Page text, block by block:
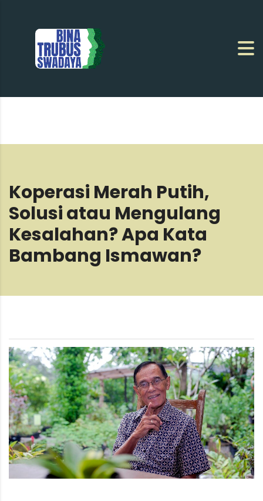
Koperasi Merah Putih,
Solusi atau Mengulang
Kesalahan? Apa Kata
Bambang Ismawan?